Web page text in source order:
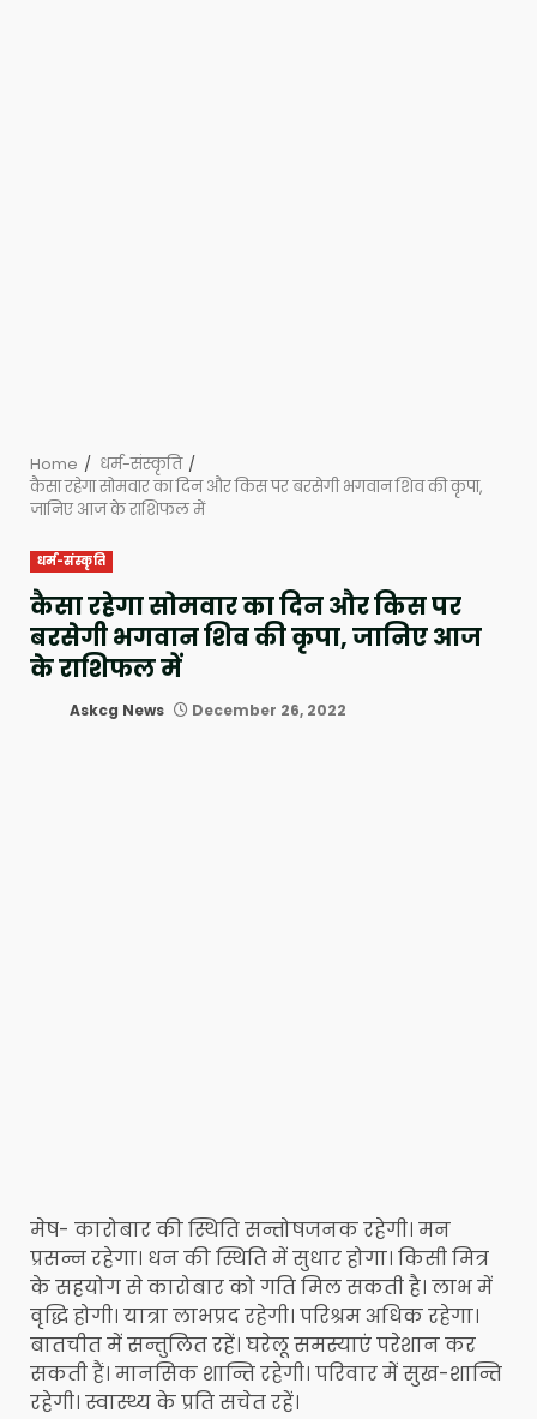
Home
धर्म-संस्कृति
कैसा रहेगा सोमवार का दिन और किस पर बरसेगी भगवान शिव की कृपा,
जानिए आज के राशिफल में
धर्म-संस्कृति
कैसा रहेगा सोमवार का दिन और किस पर
बरसेगी भगवान शिव की कृपा, जानिए आज
के राशिफल में
Askcg News December 26, 2022
मेष- कारोबार की स्थिति सन्तोषजनक रहेगी। मन
प्रसन्न रहेगा। धन की स्थिति में सुधार होगा। किसी मित्र
के सहयोग से कारोबार को गति मिल सकती है। लाभ में
वृद्धि होगी। यात्रा लाभप्रद रहेगी। परिश्रम अधिक रहेगा।
बातचीत में सन्तुलित रहें। घरेलू समस्याएं परेशान कर
सकती हैं। मानसिक शान्ति रहेगी। परिवार में सुख-शान्ति
रहेगी। स्वास्थ्य के प्रति सचेत रहें।